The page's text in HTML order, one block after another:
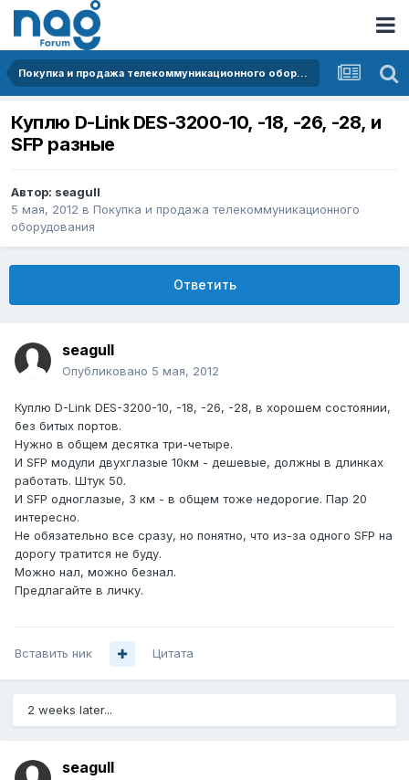
Покупка и продажа телекоммуникационного оборудования
Куплю D-Link DES-3200-10, -18, -26, -28, и
SFP разные
Автор: seagull
5 мая, 2012 в Покупка и продажа телекоммуникационного
оборудования
Ответить
seagull
Опубликовано 5 мая, 2012
Куплю D-Link DES-3200-10, -18, -26, -28, в хорошем состоянии,
без битых портов.
Нужно в общем десятка три-четыре.
И SFP модули двухглазые 10км - дешевые, должны в длинках
работать. Штук 50.
И SFP одноглазые, 3 км - в общем тоже недорогие. Пар 20
интересно.
Не обязательно все сразу, но понятно, что из-за одного SFP на
дорогу тратится не буду.
Можно нал, можно безнал.
Предлагайте в личку.
Вставить ник Цитата
2 weeks later...
seagull